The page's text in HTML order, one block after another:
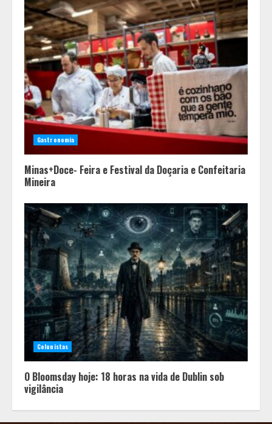
Gastronomia
Minas+Doce- Feira e Festival da Doçaria e Confeitaria
Mineira
Colunistas
O Bloomsday hoje: 18 horas na vida de Dublin sob
vigilância